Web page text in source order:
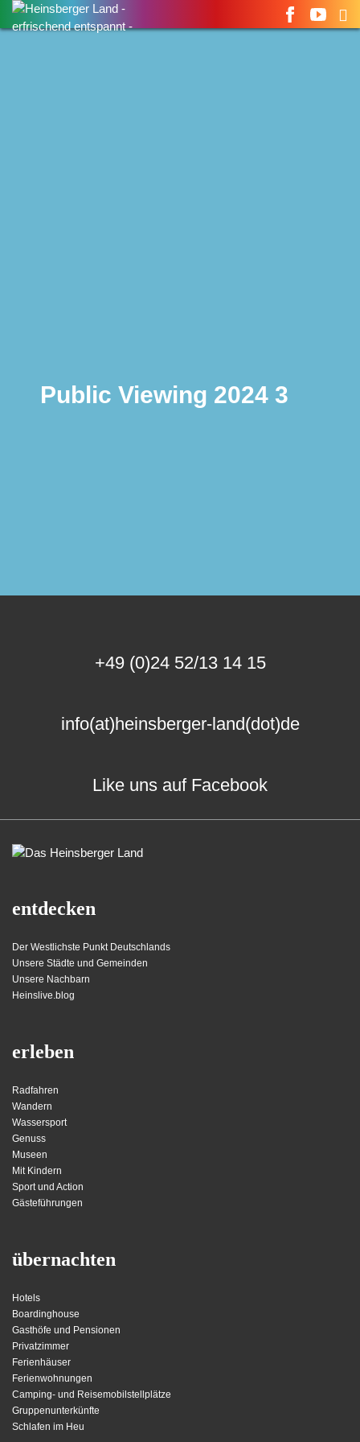
Suchen
nach:
Public Viewing 2024 3
+49 (0)24 52/13 14 15
info(at)heinsberger-land(dot)de
Like uns auf Facebook
entdecken
Der Westlichste Punkt Deutschlands
Unsere Städte und Gemeinden
Unsere Nachbarn
Heinslive.blog
erleben
Radfahren
Wandern
Wassersport
Genuss
Museen
Mit Kindern
Sport und Action
Gästeführungen
übernachten
Hotels
Boardinghouse
Gasthöfe und Pensionen
Privatzimmer
Ferienhäuser
Ferienwohnungen
Camping- und Reisemobilstellplätze
Gruppenunterkünfte
Schlafen im Heu